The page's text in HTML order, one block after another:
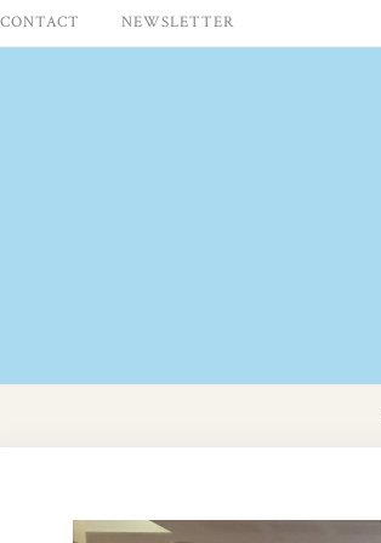
Skip
to
CONTACT NEWSLETTER